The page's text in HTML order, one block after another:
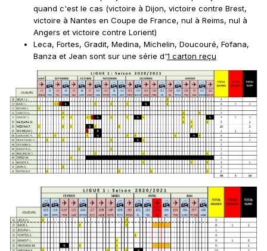
quand c'est le cas (victoire à Dijon, victoire contre Brest,
victoire à Nantes en Coupe de France, nul à Reims, nul à
Angers et victoire contre Lorient)
Leca, Fortes, Gradit, Medina, Michelin, Doucouré, Fofana,
Banza et Jean sont sur une série d'1 carton reçu